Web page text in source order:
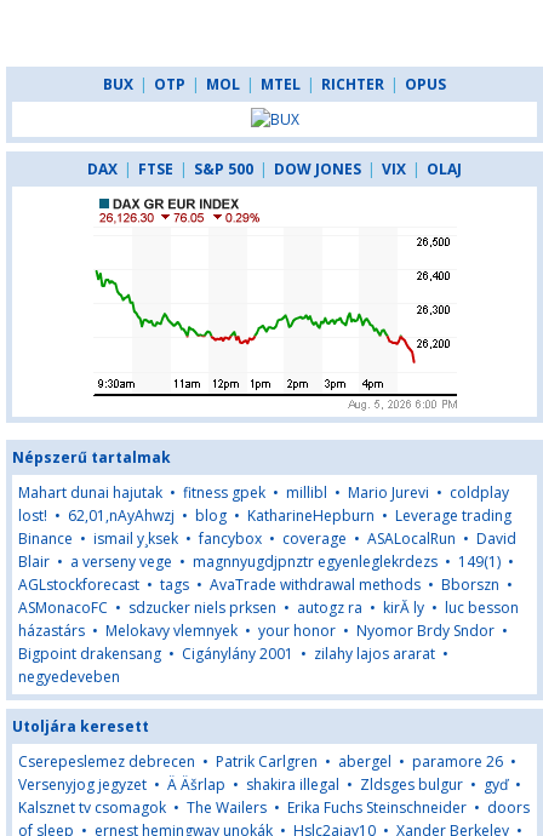
BUX | OTP | MOL | MTEL | RICHTER | OPUS
DAX | FTSE | S&P 500 | DOW JONES | VIX | OLAJ
Népszerű tartalmak
Mahart dunai hajutak • fitness gpek • millibl • Mario Jurevi • coldplay
lost! • 62,01,nAyAhwzj • blog • KatharineHepburn • Leverage trading
Binance • ismail y¸ksek •fancybox • coverage • ASALocalRun • David
Blair • a verseny vege • magnnyugdjpnztr egyenleglekrdezs • 149(1) •
AGLstockforecast • tags • AvaTrade withdrawal methods • Bborszn •
ASMonacoFC • sdzucker niels prksen • autogz ra • kirĂ ly • luc besson
házastárs • Melokavy vlemnyek • your honor • Nyomor Brdy Sndor •
Bigpoint drakensang • Cigánylány 2001 • zilahy lajos ararat •
negyedeveben
Utoljára keresett
Cserepeslemez debrecen • Patrik Carlgren • abergel • paramore 26 •
Versenyjog jegyzet • Ä Äšrlap • shakira illegal • Zldsges bulgur • gyď•
Kalsznet tv csomagok • The Wailers • Erika Fuchs Steinschneider • doors
of sleep • ernest hemingway unokák • Hslc2ajay10 • Xander Berkeley •